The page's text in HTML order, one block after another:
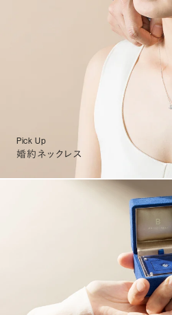
Pick Up
婚約ネックレス